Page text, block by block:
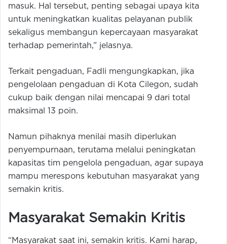
masuk. Hal tersebut, penting sebagai upaya kita
untuk meningkatkan kualitas pelayanan publik
sekaligus membangun kepercayaan masyarakat
terhadap pemerintah,” jelasnya.
Terkait pengaduan, Fadli mengungkapkan, jika
pengelolaan pengaduan di Kota Cilegon, sudah
cukup baik dengan nilai mencapai 9 dari total
maksimal 13 poin.
Namun pihaknya menilai masih diperlukan
penyempurnaan, terutama melalui peningkatan
kapasitas tim pengelola pengaduan, agar supaya
mampu merespons kebutuhan masyarakat yang
semakin kritis.
Masyarakat Semakin Kritis
“Masyarakat saat ini, semakin kritis. Kami harap,